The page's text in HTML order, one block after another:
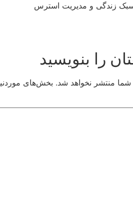
سبک زندگی و مدیریت استرس
را بنویسید
شما منتشر نخواهد شد. بخش‌های